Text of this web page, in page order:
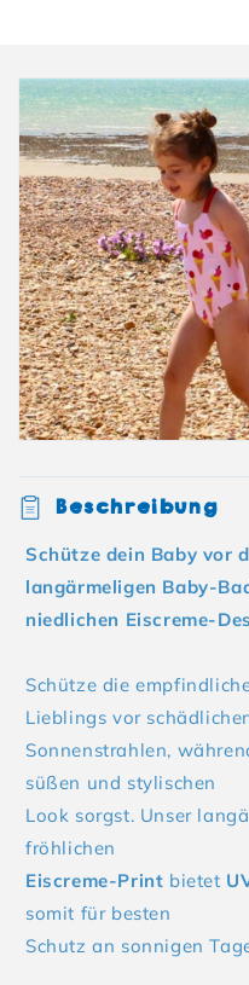
Beschreibung
Schütze dein Baby vor
langärmeligen Baby-
niedlichen Eiscreme-
Schütze die
Lieblings vor
Sonnenstrahlen,
süßen und stylischen
Look sorgst. Unser
fröhlichen
Eiscreme-Print bietet
somit für besten
Schutz an sonnigen